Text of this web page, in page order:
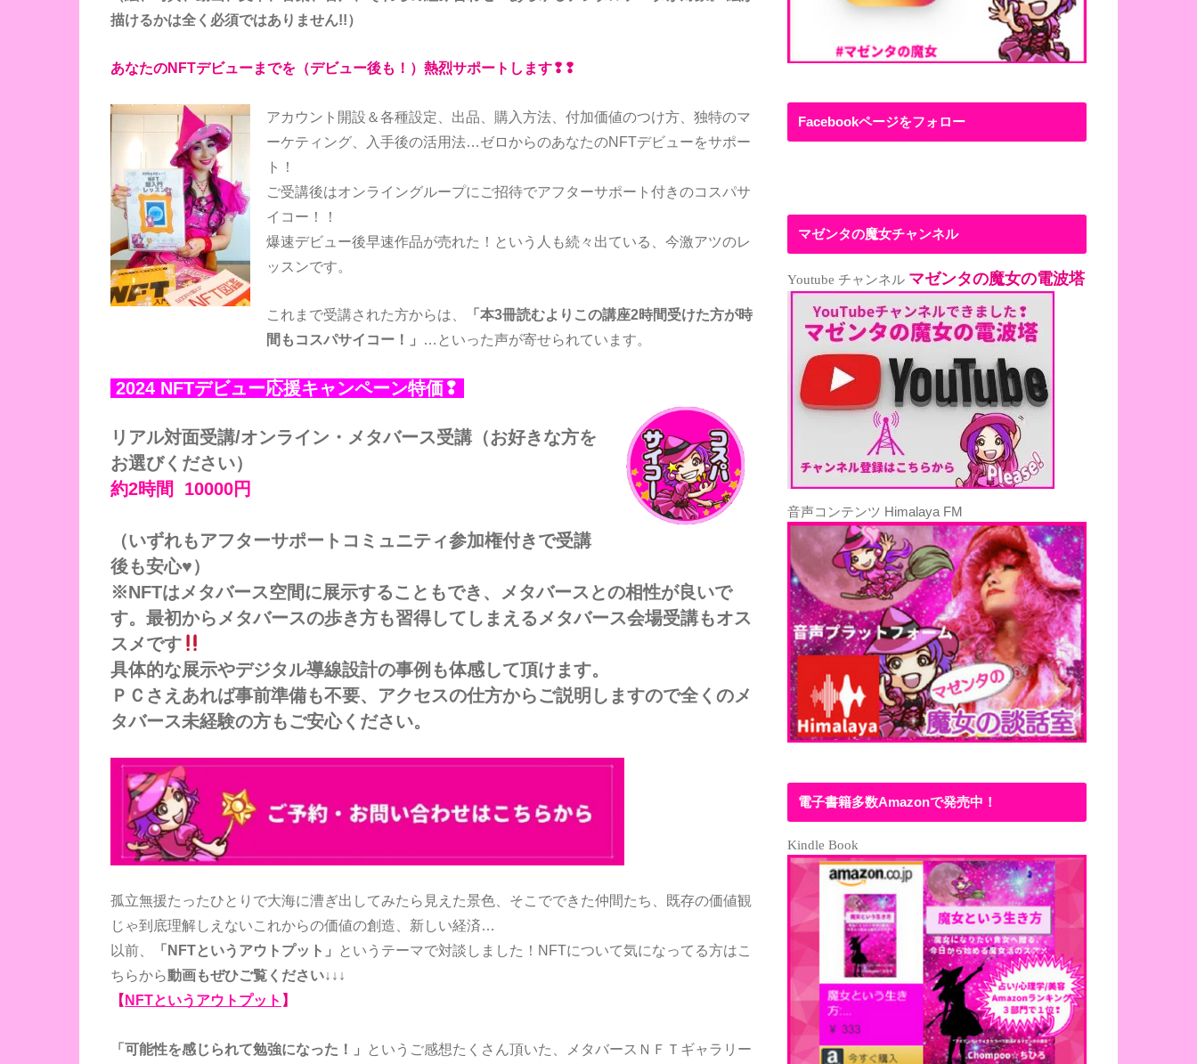
描けるかは全く必須ではありません!!）
あなたのNFTデビューまでを（デビュー後も！）熱烈サポートします❢❢
アカウント開設＆各種設定、出品、購入方法、付加価値のつけ方、独特のマ
ーケティング、入手後の活用法…ゼロからのあなたのNFTデビューをサポー
ト！
ご受講後はオンライングループにご招待でアフターサポート付きのコスパサ
イコー！！
爆速デビュー後早速作品が売れた！という人も続々出ている、今激アツのレ
ッスンです。
これまで受講された方からは、
「本3冊読むよりこの講座2時間受けた方が時
間もコスパサイコー！」
…といった声が寄せられています。
2024 NFTデビュー応援キャンペーン特価❢
リアル対面受講/オンライン・メタバース受講（お好きな方を
お選びください）
約2時間 10000円
（いずれもアフターサポートコミュニティ参加権付きで受講
後も安心♥）
※NFTはメタバース空間に展示することもでき、メタバースとの相性が良いで
す。最初からメタバースの歩き方も習得してしまえるメタバース会場受講もオス
スメです
具体的な展示やデジタル導線設計の事例も体感して頂けます。
ＰＣさえあれば事前準備も不要、アクセスの仕方からご説明しますので全くのメ
タバース未経験の方もご安心ください。
孤立無援たったひとりで大海に漕ぎ出してみたら見えた景色、そこでできた仲間たち、既存の価値観
じゃ到底理解しえないこれからの価値の創造、新しい経済…
以前、
「NFTというアウトプット」
というテーマで対談しました！NFTについて気になってる方はこ
ちらから動画もぜひご覧ください↓↓↓
【NFTというアウトプット 】
「可能性を感じられて勉強になった！」
というご感想たくさん頂いた、メタバースＮＦＴギャラリー
Facebookページをフォロー
マゼンタの魔女チャンネル
Youtube チャンネル マゼンタの魔女の電波塔
音声コンテンツ Himalaya FM
電子書籍多数Amazonで発売中！
Kindle Book